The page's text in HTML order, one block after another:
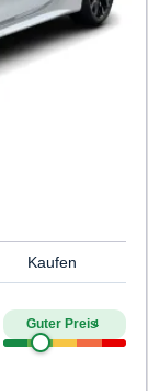
Kaufen
Guter Preis4